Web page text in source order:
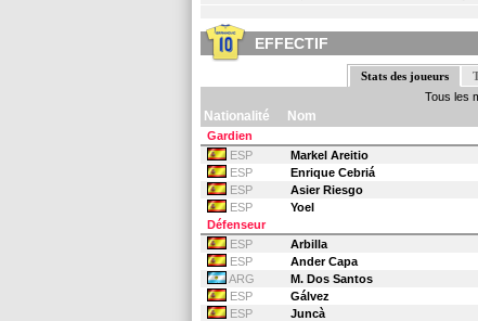
EFFECTIF
Stats des joueurs
Tous les
Nationalité Nom
Gardien
ESP
Markel Areitio
ESP
Enrique Cebriá
ESP
Asier Riesgo
ESP
Yoel
Défenseur
ESP
Arbilla
ESP
Ander Capa
ARG
M. Dos Santos
ESP
Gálvez
ESP
Juncà